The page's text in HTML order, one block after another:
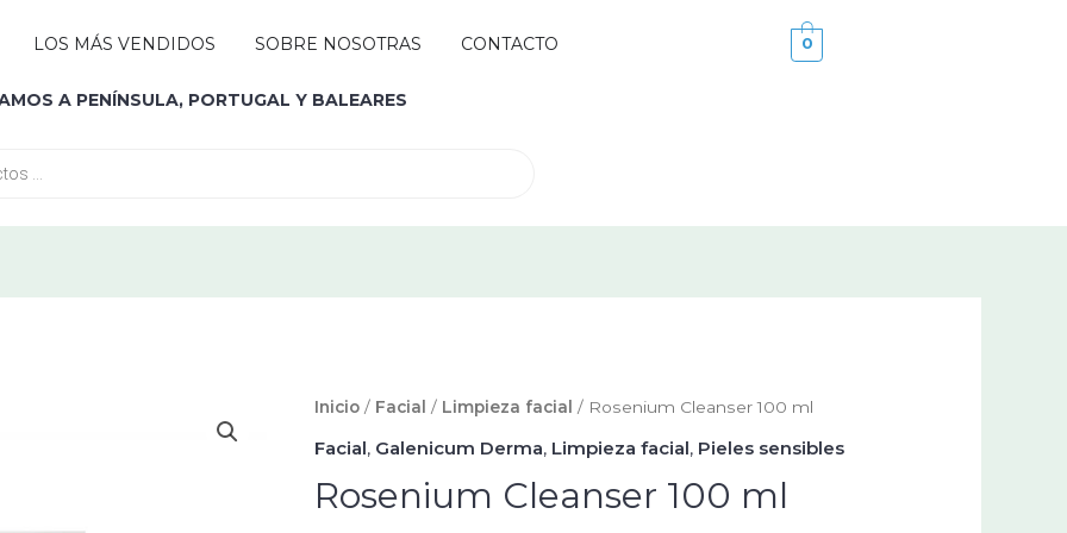
Abrir MARCAS
LOS MÁS VENDIDOS SOBRE NOSOTRAS CONTACTO 0
A PENÍNSULA, PORTUGAL Y BALEARES
Inicio / Facial / Limpieza facial / Rosenium Cleanser 100 ml
Facial, Galenicum Derma, Limpieza facial, Pieles sensibles
Rosenium Cleanser 100 ml
Rosenium
Cleanser
ml